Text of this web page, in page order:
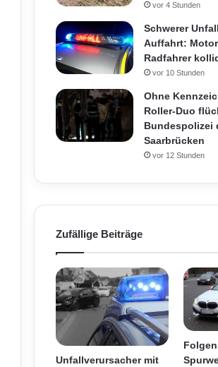
vor 4 Stunden
Schwerer
Auffahrt:
Radfahrer
vor 10 Stunden
Ohne
Roller-Duo
Bundespolizei
Saarbrücken
vor 12 Stunden
Zufällige Beiträge
Unfallverursacher mit